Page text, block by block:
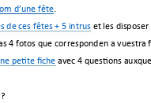
d’une fête.
de ces fêtes + 5 intrus et les
4 fotos que corresponden a vuestra
petite fiche avec 4 questions